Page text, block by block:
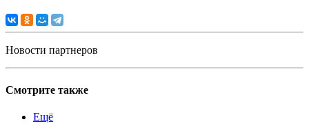
Новости партнеров
Смотрите также
Ещё